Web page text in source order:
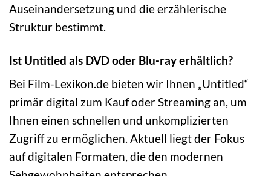
Auseinandersetzung und die erzählerische
Struktur bestimmt.
Ist Untitled als DVD oder Blu-ray erhältlich?
Bei Film-Lexikon.de bieten wir Ihnen „Untitled“
primär digital zum Kauf oder Streaming an, um
Ihnen einen schnellen und unkomplizierten
Zugriff zu ermöglichen. Aktuell liegt der Fokus
auf digitalen Formaten, die den modernen